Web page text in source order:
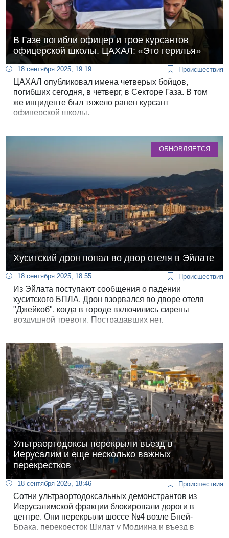
В Газе погибли офицер и трое курсантов
офицерской школы. ЦАХАЛ: «Это герилья»
18 сентября 2025, 19:19 Происшествия
ЦАХАЛ опубликовал имена четверых бойцов,
погибших сегодня, в четверг, в Секторе Газа. В том
же инциденте был тяжело ранен курсант
офицерской школы.
ОБНОВЛЯЕТСЯ
Хуситский дрон попал во двор отеля в Эйлате
18 сентября 2025, 18:55 Происшествия
Из Эйлата поступают сообщения о падении
хуситского БПЛА. Дрон взорвался во дворе отеля
"Джейкоб", когда в городе включились сирены
воздушной тревоги. Пострадавших нет.
Ультраортодоксы перекрыли въезд в
Иерусалим и еще несколько важных
перекрестков
18 сентября 2025, 18:46 Происшествия
Сотни ультраортодоксальных демонстрантов из
Иерусалимской фракции блокировали дороги в
центре. Они перекрыли шоссе №4 возле Бней-
Брака, перекресток Шилат у Модиина и въезд в